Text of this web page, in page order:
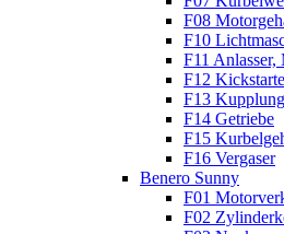
F08
F10
F11 Anlasser,
F12
F13
F14 Getriebe
F15
F16 Vergaser
Benero Sunny
F01
F02